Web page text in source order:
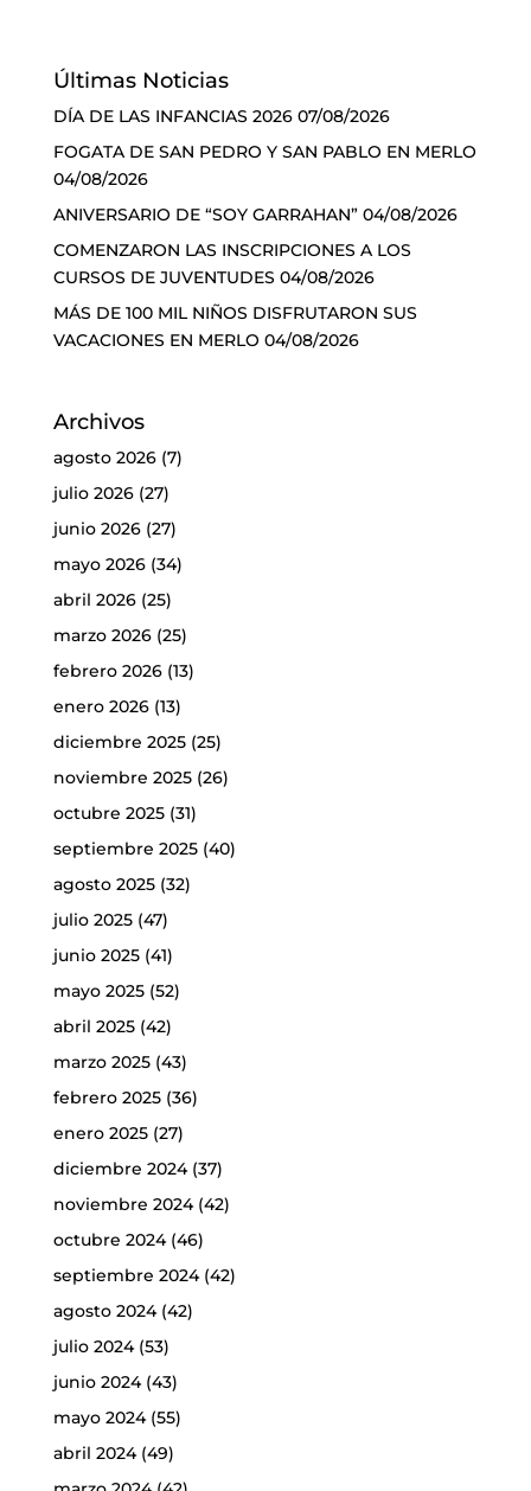
Últimas Noticias
DÍA DE LAS INFANCIAS 2026 07/08/2026
FOGATA DE SAN PEDRO Y SAN PABLO EN MERLO
04/08/2026
ANIVERSARIO DE “SOY GARRAHAN” 04/08/2026
COMENZARON LAS INSCRIPCIONES A LOS
CURSOS DE JUVENTUDES 04/08/2026
MÁS DE 100 MIL NIÑOS DISFRUTARON SUS
VACACIONES EN MERLO 04/08/2026
Archivos
agosto 2026(7)
julio 2026(27)
junio 2026(27)
mayo 2026(34)
abril 2026(25)
marzo 2026(25)
febrero 2026(13)
enero 2026(13)
diciembre 2025(25)
noviembre 2025(26)
octubre 2025(31)
septiembre 2025(40)
agosto 2025(32)
julio 2025(47)
junio 2025(41)
mayo 2025(52)
abril 2025(42)
marzo 2025(43)
febrero 2025(36)
enero 2025(27)
diciembre 2024(37)
noviembre 2024(42)
octubre 2024(46)
septiembre 2024(42)
agosto 2024(42)
julio 2024(53)
junio 2024(43)
mayo 2024(55)
abril 2024(49)